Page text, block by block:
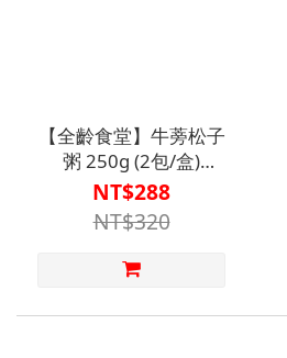
【全齡食堂】牛蒡松子
粥 250g (2包/盒)
【N1HF00003320000】
NT$288
NT$320